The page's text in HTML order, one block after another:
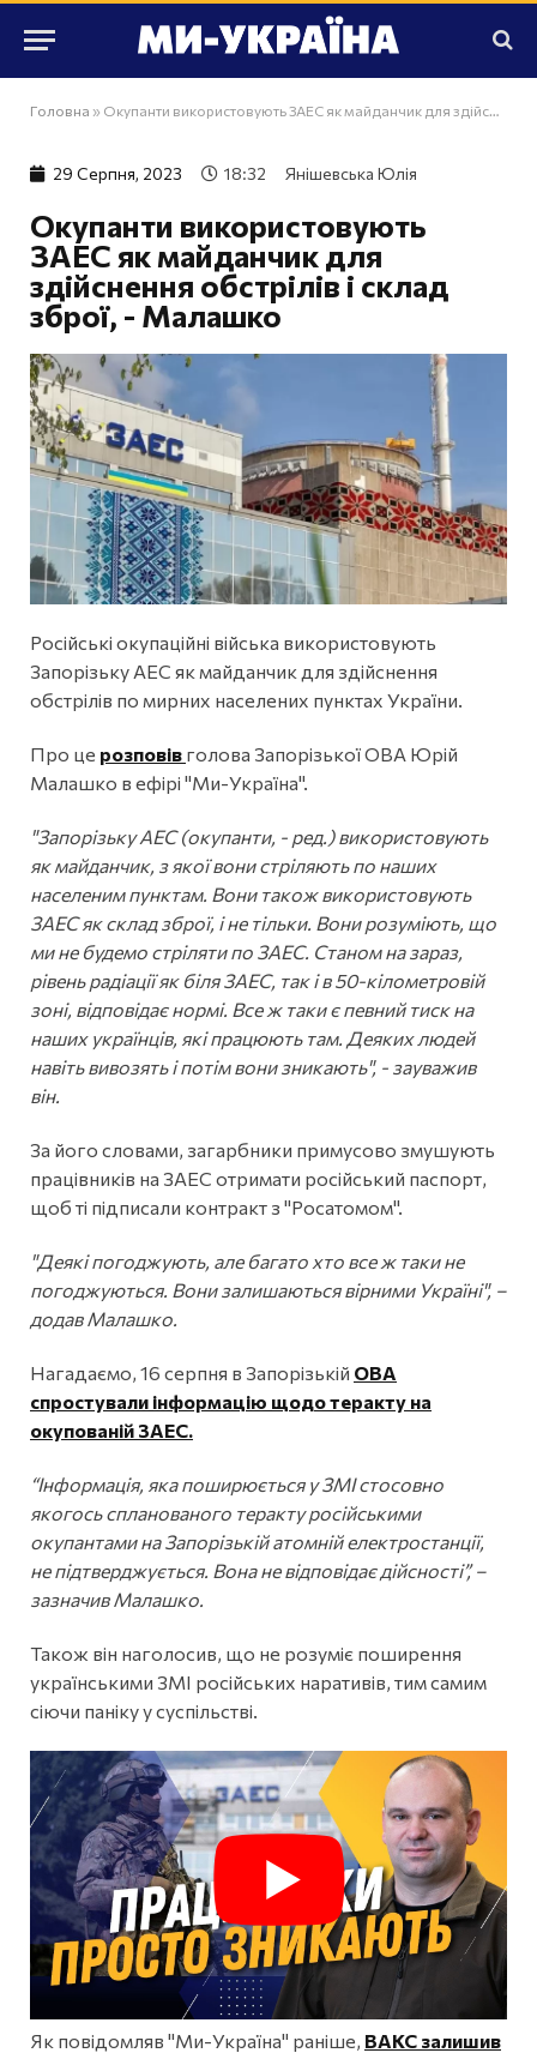
Головна » Окупанти використовують ЗАЕС як майданчик для здійснення обстрілів і склад зброї, - Малашко
29 Серпня, 2023 18:32 Янішевська Юлія
Окупанти використовують
ЗАЕС як майданчик для
здійснення обстрілів і склад
зброї, - Малашко
Російські окупаційні війська використовують
Запорізьку АЕС як майданчик для здійснення
обстрілів по мирних населених пунктах України.
Про це розповів голова Запорізької ОВА Юрій
Малашко в ефірі "Ми-Україна".
"Запорізьку АЕС (окупанти, - ред.) використовують
як майданчик, з якої вони стріляють по наших
населеним пунктам. Вони також використовують
ЗАЕС як склад зброї, і не тільки. Вони розуміють, що
ми не будемо стріляти по ЗАЕС. Станом на зараз,
рівень радіації як біля ЗАЕС, так і в 50-кілометровій
зоні, відповідає нормі. Все ж таки є певний тиск на
наших українців, які працюють там. Деяких людей
навіть вивозять і потім вони зникають", - зауважив
він.
За його словами, загарбники примусово змушують
працівників на ЗАЕС отримати російський паспорт,
щоб ті підписали контракт з "Росатомом".
"Деякі погоджують, але багато хто все ж таки не
погоджуються. Вони залишаються вірними Україні", –
додав Малашко.
Нагадаємо, 16 серпня в Запорізькій ОВА
спростували інформацію щодо теракту на
окупованій ЗАЕС.
“Інформація, яка поширюється у ЗМІ стосовно
якогось спланованого теракту російськими
окупантами на Запорізькій атомній електростанції,
не підтверджується. Вона не відповідає дійсності”, –
зазначив Малашко.
Також він наголосив, що не розуміє поширення
українськими ЗМІ російських наративів, тим самим
сіючи паніку у суспільстві.
Як повідомляв "Ми-Україна" раніше, ВАКС залишив